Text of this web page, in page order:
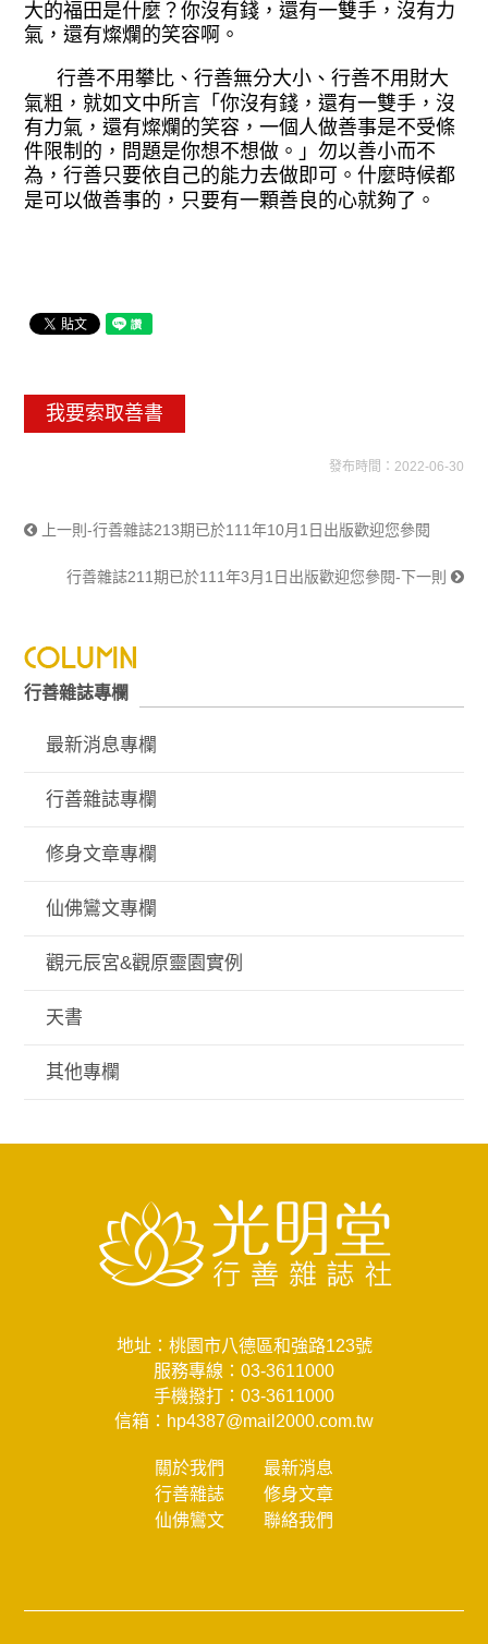
大的福田是什麼？你沒有錢，還有一雙手，沒有力
氣，還有燦爛 的笑容啊。
行善不用攀比、行善無分大小、行善不用財大
氣粗，就如文中所言「你沒有錢 ，還有一雙手，沒
有力氣，還有燦爛的笑容，一個人做善事是不受條
件限制的，問題是你想不想做。」勿以善小而不
為，行善只要依自己的能力去做即可。什麼時候都
是可以做善事的，只要有一顆善良的心就夠了。
我要索取善書
發布時間：2022-06-30
上一則-行善雜誌213期已於111年10月1日出版歡迎您參閱
行善雜誌211期已於111年3月1日出版歡迎您參閱-下一則
行善雜誌專欄
最新消息專欄
行善雜誌專欄
修身文章專欄
仙佛鸞文專欄
觀元辰宮&觀原靈園實例
天書
其他專欄
地址：桃園市八德區和強路123號
服務專線： 03-3611000
手機撥打： 03-3611000
信箱： hp4387@mail2000.com.tw
關於我們
最新消息
行善雜誌
修身文章
仙佛鸞文
聯絡我們